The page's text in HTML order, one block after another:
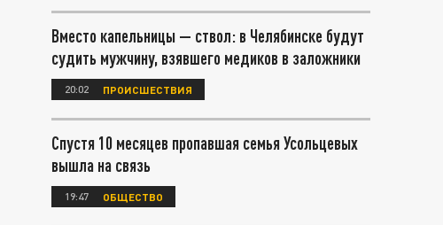
Вместо капельницы — ствол: в Челябинске будут
судить мужчину, взявшего медиков в заложники
20:02 ПРОИСШЕСТВИЯ
Спустя 10 месяцев пропавшая семья Усольцевых
вышла на связь
19:47 ОБЩЕСТВО